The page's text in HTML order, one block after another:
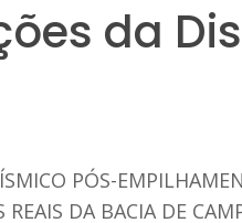
da
PÓS-
REAIS DA BACIA DE